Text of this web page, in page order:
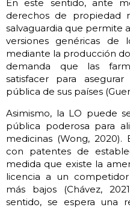
En este sentido, ante
derechos de propiedad
salvaguardia que permite
versiones genéricas de
mediante la producción
demanda que las
satisfacer para
pública de sus países
Asimismo, la LO puede
pública poderosa para
medicinas (Wong, 2020).
con patentes de
medida que existe la
licencia a un
más bajos (Chávez,
sentido, se espera una